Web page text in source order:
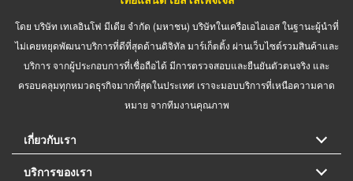
โดย บริษัท เทเลอินโฟ มีเดีย จำกัด (มหาชน) บริษัทในเครือเอไอเอส ในฐานะผู้นำที่
ไม่เคยหยุดพัฒนาบริการที่ดีที่สุดด้านดิจิทัล มาร์เก็ตติ้ง ผ่านเว็บไซต์รวมสินค้าและ
บริการ จากผู้ประกอบการที่เชื่อถือได้ มีการตรวจสอบและยืนยันตัวตนจริง และ
ครอบคลุมทุกหมวดธุรกิจมากที่สุดในประเทศ เราจะมอบบริการที่เหนือความคาด
หมาย จากทีมงานคุณภาพ
เกี่ยวกับเรา
บริการของเรา